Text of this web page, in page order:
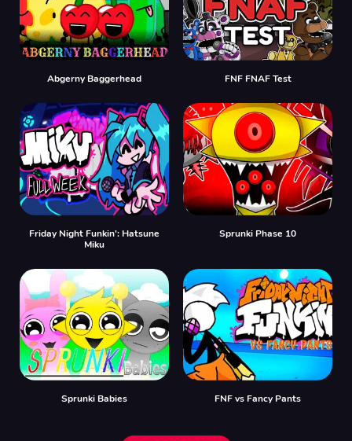
Abgerny Baggerhead FNF FNAF Test
Friday Night Funkin': Hatsune
Miku
Sprunki Phase 10
Sprunki Babies FNF vs Fancy Pants